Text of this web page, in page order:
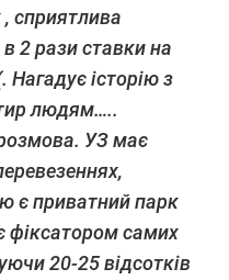
сприятлива
2 рази ставки на
Нагадує історію з
людям…..
УЗ має
є приватний парк
фіксатором самих
20-25 відсотків